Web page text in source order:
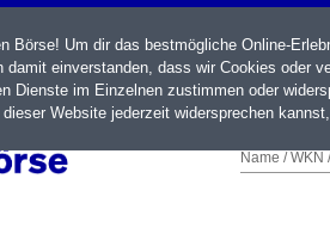
Name / WKN
Börse! Um dir das bestmögliche Online-
einverstanden, dass wir Cookies oder
Dienste im Einzelnen zustimmen oder
Website jederzeit widersprechen